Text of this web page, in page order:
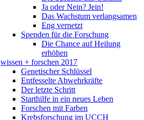
Ja oder Nein? Jein!
Das Wachstum verlangsamen
Eng vernetzt
Spenden für die Forschung
Die Chance auf Heilung
erhöhen
wissen + forschen 2017
Genetischer Schlüssel
Entfesselte Abwehrkräfte
Der letzte Schritt
Starthilfe in ein neues Leben
Forschen mit Farben
Krebsforschung im UCCH